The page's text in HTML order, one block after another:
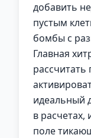
добавить
пустым
бомбы с
Главная
идеальный
в расчетах,
поле